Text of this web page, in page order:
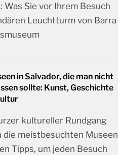
Was Sie vor Ihrem Besuch
Leuchtturm von Barra
in Salvador, die man nicht
sollte: Kunst, Geschichte
kultureller Rundgang
die meistbesuchten Museen
Tipps, um jeden Besuch